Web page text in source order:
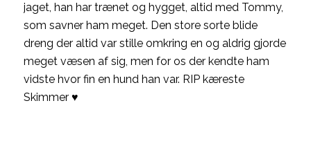
jaget, han har trænet og hygget, altid med Tommy,
som savner ham meget. Den store sorte blide
dreng der altid var stille omkring en og aldrig gjorde
meget væsen af sig, men for os der kendte ham
vidste hvor fin en hund han var. RIP kæreste
Skimmer ♥